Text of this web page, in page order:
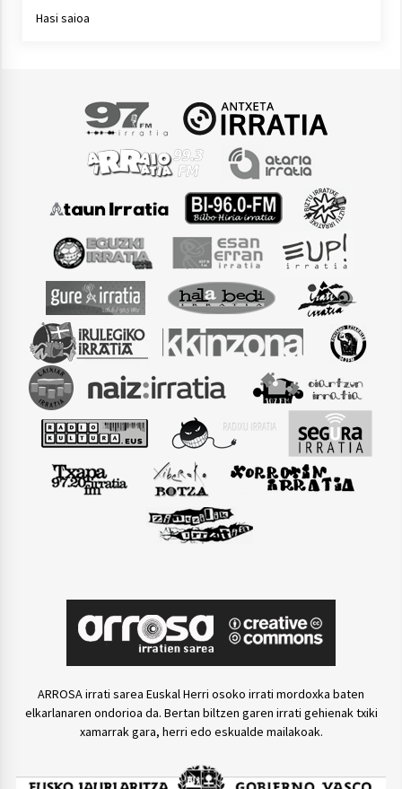
Hasi saioa
ARROSA irrati sarea Euskal Herri osoko irrati mordoxka baten
elkarlanaren ondorioa da. Bertan biltzen garen irrati gehienak txiki
xamarrak gara, herri edo eskualde mailakoak.